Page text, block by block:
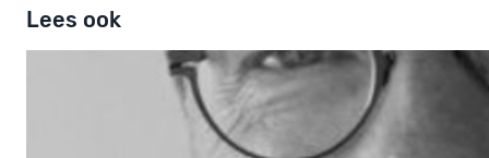
Lees ook